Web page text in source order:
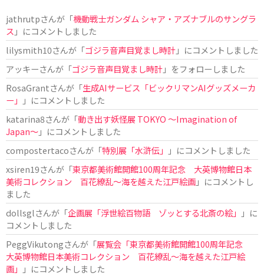
jathrutpさんが「機動戦士ガンダム シャア・アズナブルのサングラ
ス 」にコメントしました
lilysmith10さんが「ゴジラ音声目覚まし時計」にコメントしました
アッキーさんが「ゴジラ音声目覚まし時計」をフォローしました
RosaGrantさんが「生成AIサービス「ビックリマンAIグッズメーカ
ー」
」にコメントしました
katarina8さんが「動き出す妖怪展 TOKYO 〜Imagination of
Japan〜」にコメントしました
compostertacoさんが「特別展「水滸伝」
」にコメントしました
xsiren19さんが「東京都美術館開館100周年記念 大英博物館日本
美術コレクション 百花繚乱～海を越えた江戸絵画」にコメントし
ました
dollsglさんが「企画展「浮世絵百物語 ゾッとする北斎の絵」
」に
コメントしました
PeggVikutongさんが「展覧会「東京都美術館開館100周年記念
大英博物館日本美術コレクション 百花繚乱〜海を越えた江戸絵
画」
」にコメントしました